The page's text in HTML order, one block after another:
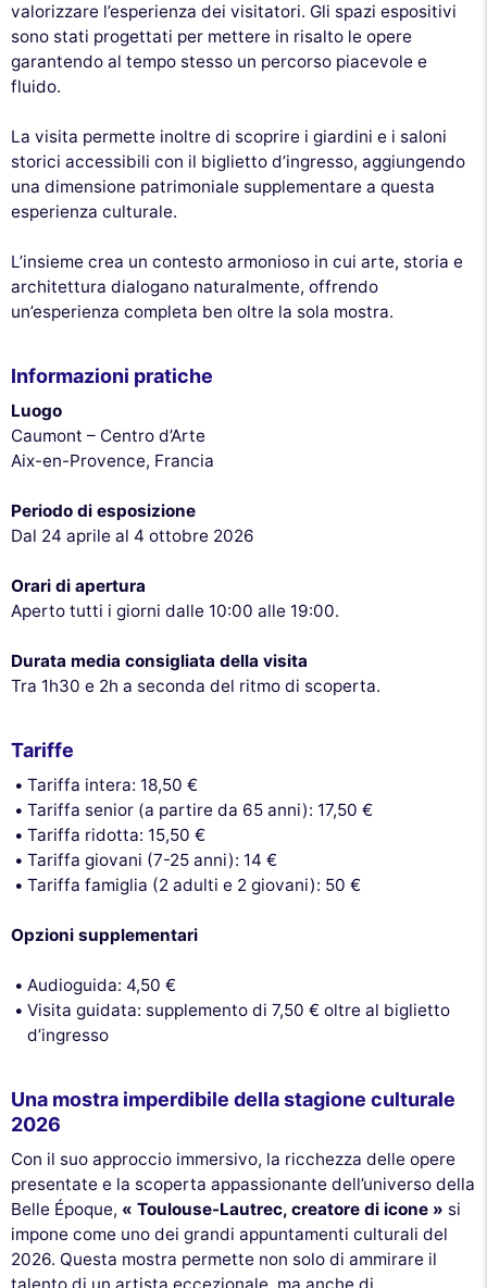
Questo sito utilizza i
cookie
valorizzare l’esperienza dei visitatori. Gli spazi espositivi
sono stati progettati per mettere in risalto le opere
garantendo al tempo stesso un percorso piacevole e
fluido.
La visita permette inoltre di scoprire i giardini e i saloni
storici accessibili con il biglietto d’ingresso, aggiungendo
una dimensione patrimoniale supplementare a questa
esperienza culturale.
L’insieme crea un contesto armonioso in cui arte, storia e
architettura dialogano naturalmente, offrendo
un’esperienza completa ben oltre la sola mostra.
Informazioni pratiche
Luogo
Caumont – Centro d’Arte
Aix-en-Provence, Francia
Periodo di esposizione
Dal 24 aprile al 4 ottobre 2026
Orari di apertura
Aperto tutti i giorni dalle 10:00 alle 19:00.
Durata media consigliata della visita
Tra 1h30 e 2h a seconda del ritmo di scoperta.
Tariffe
Tariffa intera: 18,50 €
Tariffa senior (a partire da 65 anni): 17,50 €
Tariffa ridotta: 15,50 €
Tariffa giovani (7-25 anni): 14 €
Tariffa famiglia (2 adulti e 2 giovani): 50 €
Opzioni supplementari
Audioguida: 4,50 €
Visita guidata: supplemento di 7,50 € oltre al biglietto
d’ingresso
Una mostra imperdibile della stagione culturale
2026
Con il suo approccio immersivo, la ricchezza delle opere
presentate e la scoperta appassionante dell’universo della
Belle Époque, « Toulouse-Lautrec, creatore di icone » si
impone come uno dei grandi appuntamenti culturali del
2026. Questa mostra permette non solo di ammirare il